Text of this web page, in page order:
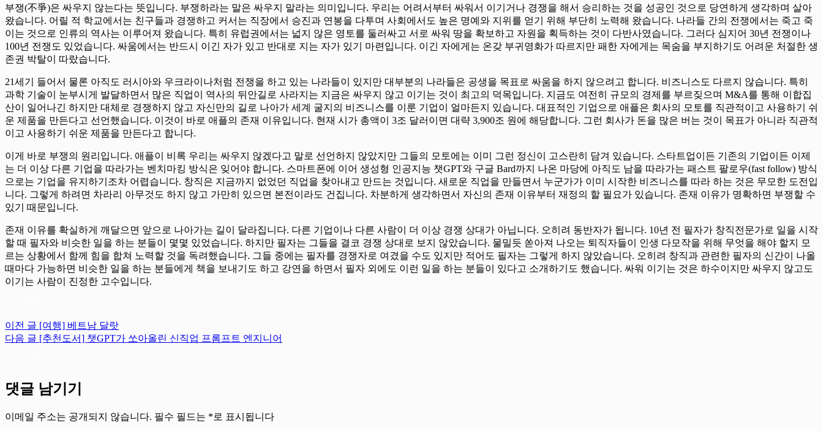
부쟁(不爭)은 싸우지 않는다는 뜻입니다. 부쟁하라는 말은 싸우지 말라는 의미입니다. 우리는 어려서부터 싸워서 이기거나 경쟁을 해서 승리하는 것을 성공인 것으로 당연하게 생각하며 살아
왔습니다. 어릴 적 학교에서는 친구들과 경쟁하고 커서는 직장에서 승진과 연봉을 다투며 사회에서도 높은 명예와 지위를 얻기 위해 부단히 노력해 왔습니다. 나라들 간의 전쟁에서는 죽고 죽
이는 것으로 인류의 역사는 이루어져 왔습니다. 특히 유럽권에서는 넓지 않은 영토를 둘러싸고 서로 싸워 땅을 확보하고 자원을 획득하는 것이 다반사였습니다. 그러다 심지어 30년 전쟁이나
100년 전쟁도 있었습니다. 싸움에서는 반드시 이긴 자가 있고 반대로 지는 자가 있기 마련입니다. 이긴 자에게는 온갖 부귀영화가 따르지만 패한 자에게는 목숨을 부지하기도 어려운 처절한 생
존권 박탈이 따랐습니다.
21세기 들어서 물론 아직도 러시아와 우크라이나처럼 전쟁을 하고 있는 나라들이 있지만 대부분의 나라들은 공생을 목표로 싸움을 하지 않으려고 합니다. 비즈니스도 다르지 않습니다. 특히
과학 기술이 눈부시게 발달하면서 많은 직업이 역사의 뒤안길로 사라지는 지금은 싸우지 않고 이기는 것이 최고의 덕목입니다. 지금도 여전히 규모의 경제를 부르짖으며 M&A를 통해 이합집
산이 일어나긴 하지만 대체로 경쟁하지 않고 자신만의 길로 나아가 세계 굴지의 비즈니스를 이룬 기업이 얼마든지 있습니다. 대표적인 기업으로 애플은 회사의 모토를 직관적이고 사용하기 쉬
운 제품을 만든다고 선언했습니다. 이것이 바로 애플의 존재 이유입니다. 현재 시가 총액이 3조 달러이면 대략 3,900조 원에 해당합니다. 그런 회사가 돈을 많은 버는 것이 목표가 아니라 직관적
이고 사용하기 쉬운 제품을 만든다고 합니다.
이게 바로 부쟁의 원리입니다. 애플이 비록 우리는 싸우지 않겠다고 말로 선언하지 않았지만 그들의 모토에는 이미 그런 정신이 고스란히 담겨 있습니다. 스타트업이든 기존의 기업이든 이제
는 더 이상 다른 기업을 따라가는 벤치마킹 방식은 잊어야 합니다. 스마트폰에 이어 생성형 인공지능 챗GPT와 구글 Bard까지 나온 마당에 아직도 남을 따라가는 패스트 팔로우(fast follow) 방식
으로는 기업을 유지하기조차 어렵습니다. 창직은 지금까지 없었던 직업을 찾아내고 만드는 것입니다. 새로운 직업을 만들면서 누군가가 이미 시작한 비즈니스를 따라 하는 것은 무모한 도전입
니다. 그렇게 하려면 차라리 아무것도 하지 않고 가만히 있으면 본전이라도 건집니다. 차분하게 생각하면서 자신의 존재 이유부터 재정의 할 필요가 있습니다. 존재 이유가 명확하면 부쟁할 수
있기 때문입니다.
존재 이유를 확실하게 깨달으면 앞으로 나아가는 길이 달라집니다. 다른 기업이나 다른 사람이 더 이상 경쟁 상대가 아닙니다. 오히려 동반자가 됩니다. 10년 전 필자가 창직전문가로 일을 시작
할 때 필자와 비슷한 일을 하는 분들이 몇몇 있었습니다. 하지만 필자는 그들을 결코 경쟁 상대로 보지 않았습니다. 물밀듯 쏟아져 나오는 퇴직자들이 인생 다모작을 위해 무엇을 해야 할지 모
르는 상황에서 함께 힘을 합쳐 노력할 것을 독려했습니다. 그들 중에는 필자를 경쟁자로 여겼을 수도 있지만 적어도 필자는 그렇게 하지 않았습니다. 오히려 창직과 관련한 필자의 신간이 나올
때마다 가능하면 비슷한 일을 하는 분들에게 책을 보내기도 하고 강연을 하면서 필자 외에도 이런 일을 하는 분들이 있다고 소개하기도 했습니다. 싸워 이기는 것은 하수이지만 싸우지 않고도
이기는 사람이 진정한 고수입니다.
이전 글 [여행] 베트남 달랏
다음 글 [추천도서] 챗GPT가 쏘아올린 신직업 프롬프트 엔지니어
댓글 남기기
이메일 주소는 공개되지 않습니다. 필수 필드는 *로 표시됩니다